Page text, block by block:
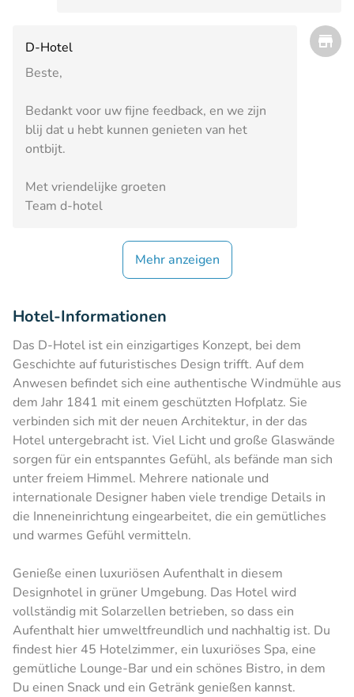
D-Hotel
Beste,
Bedankt voor uw fijne feedback, en we zijn
blij dat u hebt kunnen genieten van het
ontbijt.
Met vriendelijke groeten
Team d-hotel
Mehr anzeigen
Hotel-Informationen
Das D-Hotel ist ein einzigartiges Konzept, bei dem
Geschichte auf futuristisches Design trifft. Auf dem
Anwesen befindet sich eine authentische Windmühle aus
dem Jahr 1841 mit einem geschützten Hofplatz. Sie
verbinden sich mit der neuen Architektur, in der das
Hotel untergebracht ist. Viel Licht und große Glaswände
sorgen für ein entspanntes Gefühl, als befände man sich
unter freiem Himmel. Mehrere nationale und
internationale Designer haben viele trendige Details in
die Inneneinrichtung eingearbeitet, die ein gemütliches
und warmes Gefühl vermitteln.
Genieße einen luxuriösen Aufenthalt in diesem
Designhotel in grüner Umgebung. Das Hotel wird
vollständig mit Solarzellen betrieben, so dass ein
Aufenthalt hier umweltfreundlich und nachhaltig ist. Du
findest hier 45 Hotelzimmer, ein luxuriöses Spa, eine
gemütliche Lounge-Bar und ein schönes Bistro, in dem
Du einen Snack und ein Getränk genießen kannst.